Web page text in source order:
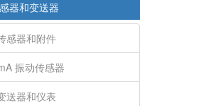
器和变送器
感器和附件
振动传感器
送器和仪表